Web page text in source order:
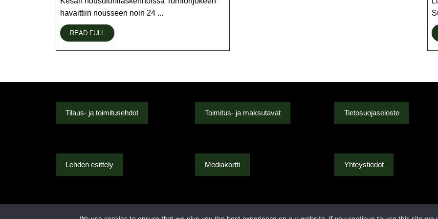
määrä
vähäinen
havaittiin nousseen noin 24 ...
READ FULL READ
FULL
Tilaus- ja toimitusehdot
Lehden esittely
Toimitus- ja maksutavat
Mediakortti
Tietosuojaseloste
Yhteystiedot